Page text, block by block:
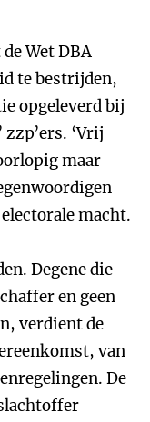
Wet DBA
te bestrijden,
opgeleverd bij
‘Vrij
maar
macht.
Degene die
en geen
verdient de
van
De